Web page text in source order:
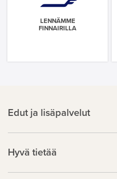
LENNÄMME
FINNAIRILLA
Edut ja lisäpalvelut
Hyvä tietää